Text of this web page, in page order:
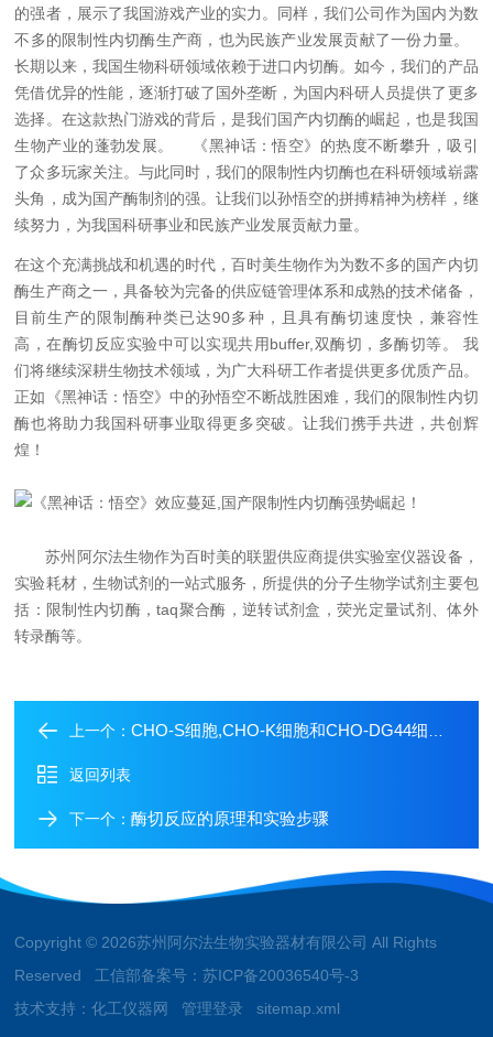
的强者，展示了我国游戏产业的实力。同样，我们公司作为国内为数
不多的限制性内切酶生产商，也为民族产业发展贡献了一份力量。
长期以来，我国生物科研领域依赖于进口内切酶。如今，我们的产品
凭借优异的性能，逐渐打破了国外垄断，为国内科研人员提供了更多
选择。在这款热门游戏的背后，是我们国产内切酶的崛起，也是我国
生物产业的蓬勃发展。
《黑神话：悟空》的热度不断攀升，吸引
了众多玩家关注。与此同时，我们的限制性内切酶也在科研领域崭露
头角，成为国产酶制剂的强。让我们以孙悟空的拼搏精神为榜样，继
续努力，为我国科研事业和民族产业发展贡献力量。
在这个充满挑战和机遇的时代， 百时美生物作为为数不多的国产内切
酶生产商之一，具备较为完备的供应链管理体系和成熟的技术储备，
目前生产的限制酶种类已达90多种，且具有酶切速度快，兼容性
高，在酶切反应实验中可以实现共用buffer,双酶切，多酶切等。
我
们将继续深耕生物技术领域，为广大科研工作者提供更多优质产品。
正如《黑神话：悟空》中的孙悟空不断战胜困难，我们的限制性内切
酶也将助力我国科研事业取得更多突破。让我们携手共进，共创辉
煌！
苏州阿尔法生物作为百时美的联盟供应商提供实验室仪器设备，
实验耗材，生物试剂的一站式服务，所提供的分子生物学试剂主要包
括：限制性内切酶，taq聚合酶，逆转试剂盒，荧光定量试剂、体外
转录酶等。
上一个：CHO-S细胞,CHO-K细胞和CHO-DG44细胞的区别
返回列表
下一个：酶切反应的原理和实验步骤
Copyright © 2026苏州阿尔法生物实验器材有限公司 All Rights
Reserved 工信部备案号：苏ICP备20036540号-3
技术支持：化工仪器网 管理登录 sitemap.xml